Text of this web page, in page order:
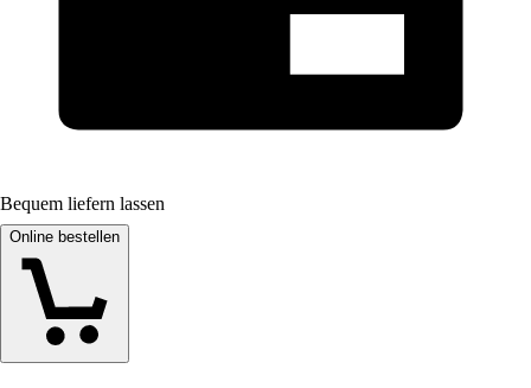
Bequem liefern lassen
Online bestellen